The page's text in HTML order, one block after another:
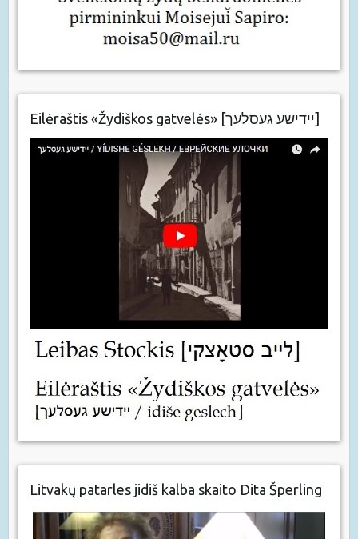
Eilėraštis «Žydiškos gatvelės» [יידישע געסלעך]
Litvakų patarles jidiš kalba skaito Dita Šperling